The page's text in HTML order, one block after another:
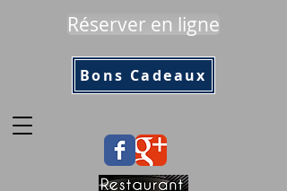
Réserver en ligne
Bons Cadeaux